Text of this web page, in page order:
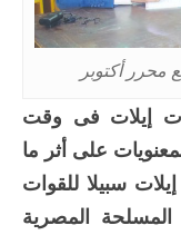
أكتوبر
إيلات فى وقت
على أثر ما
إيلات سبيلا للقوات
المصرية